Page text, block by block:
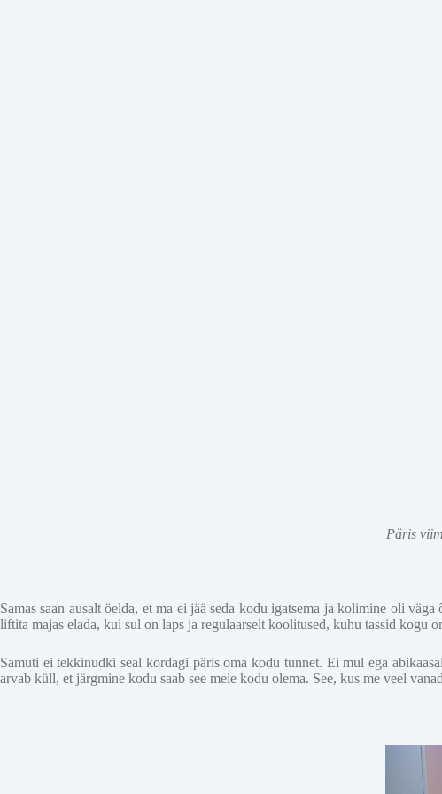
Päris
Samas saan ausalt öelda, et ma ei jää seda kodu igatsema ja kolimine oli
liftita majas elada, kui sul on laps ja regulaarselt koolitused, kuhu tassid kogu
Samuti ei tekkinudki seal kordagi päris oma kodu tunnet. Ei mul ega
arvab küll, et järgmine kodu saab see meie kodu olema. See, kus me veel